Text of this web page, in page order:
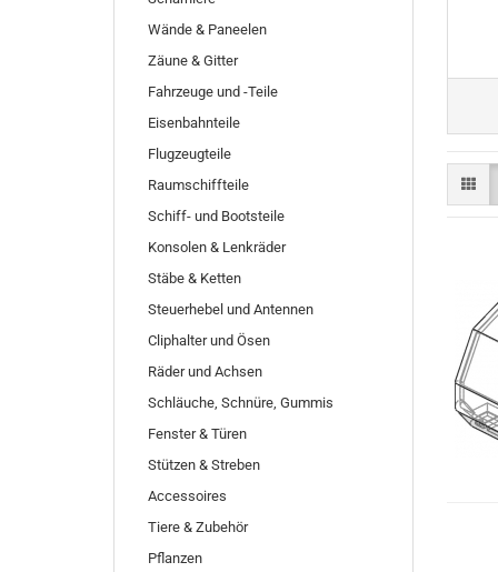
Wände & Paneelen
Zäune & Gitter
Fahrzeuge und -Teile
Eisenbahnteile
Flugzeugteile
Raumschiffteile
Schiff- und Bootsteile
Konsolen & Lenkräder
Stäbe & Ketten
Steuerhebel und Antennen
Cliphalter und Ösen
Räder und Achsen
Schläuche, Schnüre, Gummis
Fenster & Türen
Stützen & Streben
Accessoires
Tiere & Zubehör
Pflanzen